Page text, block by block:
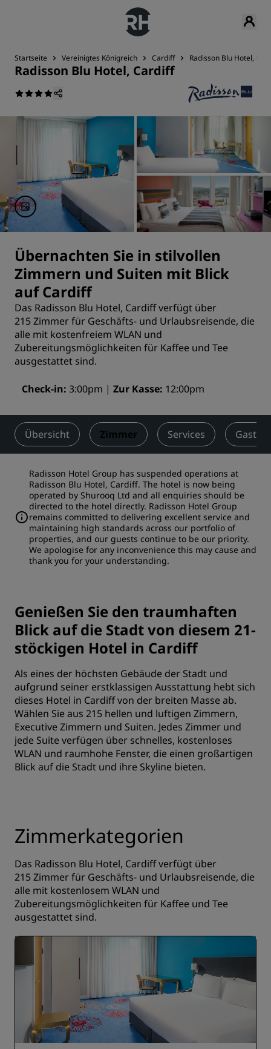
Startseite Vereinigtes Königreich Cardiff Radisson Blu Hotel,
Radisson Blu Hotel, Cardiff
Übernachten Sie in stilvollen
Zimmern und Suiten mit Blick
auf Cardiff
Das Radisson Blu Hotel, Cardiff verfügt über
215 Zimmer für Geschäfts- und Urlaubsreisende, die
alle mit kostenfreiem WLAN und
Zubereitungsmöglichkeiten für Kaffee und Tee
ausgestattet sind.
Check-in 3:00pm Zur Kasse 12:00pm
Übersicht Zimmer Services
Radisson Hotel Group has suspended operations at
Radisson Blu Hotel, Cardiff. The hotel is now being
operated by Shurooq Ltd and all enquiries should be
directed to the hotel directly. Radisson Hotel Group
remains committed to delivering excellent service and
maintaining high standards across our portfolio of
properties, and our guests continue to be our priority.
We apologise for any inconvenience this may cause and
thank you for your understanding.
Genießen Sie den traumhaften
Blick auf die Stadt von diesem 21-
stöckigen Hotel in Cardiff
Als eines der höchsten Gebäude der Stadt und
aufgrund seiner erstklassigen Ausstattung hebt sich
dieses Hotel in Cardiff von der breiten Masse ab.
Wählen Sie aus 215 hellen und luftigen Zimmern,
Executive Zimmern und Suiten. Jedes Zimmer und
jede Suite verfügen über schnelles, kostenloses
WLAN und raumhohe Fenster, die einen großartigen
Blick auf die Stadt und ihre Skyline bieten.
Zimmerkategorien
Das Radisson Blu Hotel, Cardiff verfügt über
215 Zimmer für Geschäfts- und Urlaubsreisende, die
alle mit kostenlosem WLAN und
Zubereitungsmöglichkeiten für Kaffee und Tee
ausgestattet sind.